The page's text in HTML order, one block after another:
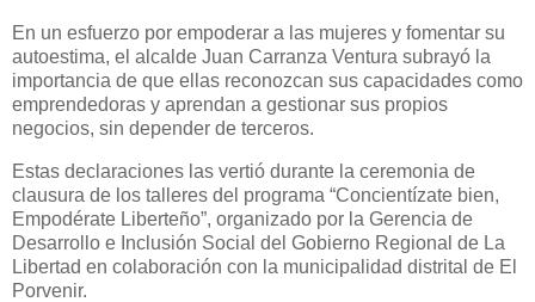
En un esfuerzo por empoderar a las mujeres y fomentar su
autoestima, el alcalde Juan Carranza Ventura subrayó la
importancia de que ellas reconozcan sus capacidades como
emprendedoras y aprendan a gestionar sus propios
negocios, sin depender de terceros.
Estas declaraciones las vertió durante la ceremonia de
clausura de los talleres del programa “Concientízate bien,
Empodérate Liberteño”, organizado por la Gerencia de
Desarrollo e Inclusión Social del Gobierno Regional de La
Libertad en colaboración con la municipalidad distrital de El
Porvenir.